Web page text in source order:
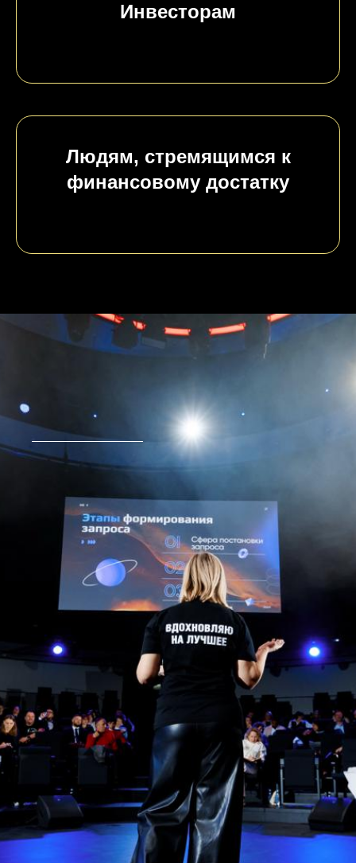
Инвесторам
Людям, стремящимся к
финансовому достатку